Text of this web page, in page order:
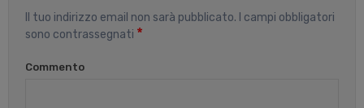
Il tuo indirizzo email non sarà pubblicato. I campi obbligatori
sono contrassegnati *
Commento